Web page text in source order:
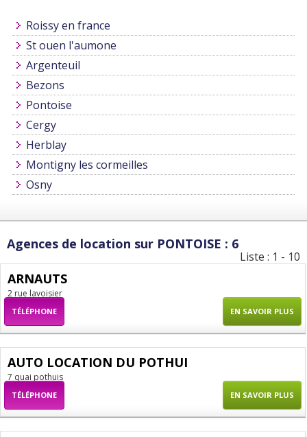
Roissy en france
St ouen l'aumone
Argenteuil
Bezons
Pontoise
Cergy
Herblay
Montigny les cormeilles
Osny
Agences de location sur PONTOISE : 6
Liste : 1 - 10
ARNAUTS
2 rue lavoisier
TÉLÉPHONE EN SAVOIR PLUS
AUTO LOCATION DU POTHUI
7 quai pothuis
TÉLÉPHONE EN SAVOIR PLUS